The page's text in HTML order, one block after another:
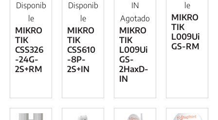
Disponib
le
MIKRO
TIK
CSS326
-24G-
2S+RM
Disponib
le
MIKRO
TIK
CSS610
-8P-
2S+IN
IN
Agotado
MIKRO
TIK
L009Ui
GS-
2HaxD-
IN
le
MIKRO
TIK
L009Ui
GS-RM